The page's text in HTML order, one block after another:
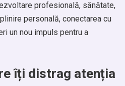
profesională, sănătate,
personală, conectarea cu
un nou impuls pentru a
îți distrag atenția